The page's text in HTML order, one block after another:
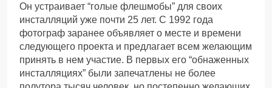
Он устраивает “голые флешмобы” для своих
инсталляций уже почти 25 лет. С 1992 года
фотограф заранее объявляет о месте и времени
следующего проекта и предлагает всем желающим
принять в нем участие. В первых его “обнаженных
инсталляциях” были запечатлены не более